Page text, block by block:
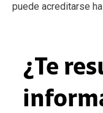
puede acreditarse
¿Te